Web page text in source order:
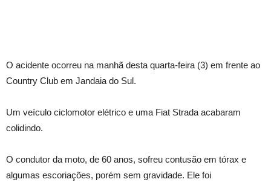
O acidente ocorreu na manhã desta quarta-feira (3) em frente ao
Country Club em Jandaia do Sul.
Um veículo ciclomotor elétrico e uma Fiat Strada acabaram
colidindo.
O condutor da moto, de 60 anos, sofreu contusão em tórax e
algumas escoriações, porém sem gravidade. Ele foi